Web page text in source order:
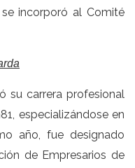
incorporó al Comité
su carrera profesional
especializándose en
año, fue designado
de Empresarios de